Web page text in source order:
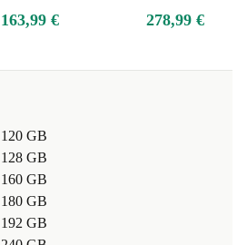
163,99 € 278,99 €
120 GB
128 GB
160 GB
180 GB
192 GB